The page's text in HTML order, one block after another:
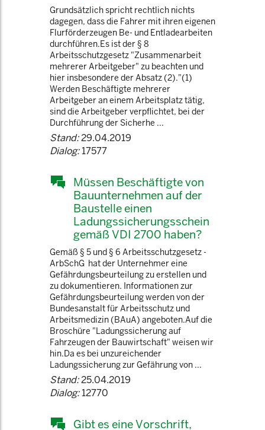
Grundsätzlich spricht rechtlich nichts
dagegen, dass die Fahrer mit ihren eigenen
Flurförderzeugen Be- und Entladearbeiten
durchführen.Es ist der § 8
Arbeitsschutzgesetz "Zusammenarbeit
mehrerer Arbeitgeber" zu beachten und
hier insbesondere der Absatz (2)."(1)
Werden Beschäftigte mehrerer
Arbeitgeber an einem Arbeitsplatz tätig,
sind die Arbeitgeber verpflichtet, bei der
Durchführung der Sicherhe ...
Stand:29.04.2019
Dialog:17577
Müssen Beschäftigte von
Bauunternehmen auf der
Baustelle einen
Ladungssicherungsschein
gemäß VDI 2700 haben?
Gemäß § 5 und § 6 Arbeitsschutzgesetz -
ArbSchG hat der Unternehmer eine
Gefährdungsbeurteilung zu erstellen und
zu dokumentieren. Informationen zur
Gefährdungsbeurteilung werden von der
Bundesanstalt für Arbeitsschutz und
Arbeitsmedizin (BAuA) angeboten.Auf die
Broschüre "Ladungssicherung auf
Fahrzeugen der Bauwirtschaft" weisen wir
hin.Da es bei unzureichender
Ladungssicherung zur Gefährung von ...
Stand:25.04.2019
Dialog:12770
Gibt es eine Vorschrift,